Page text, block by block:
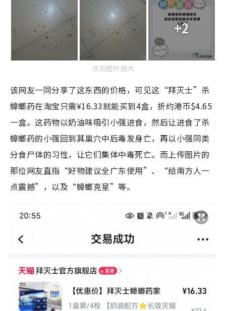
+2
点击图片放大
该网友一同分享了这东西的价格，可见这“拜灭士”杀
蟑螂药在淘宝只需¥16.33就能买到4盒，折约港币$4.65
一盒。这药物以奶油味吸引小强进食，然后让进食了杀
蟑螂药的小强回到其巢穴中后毒发身亡，再以小强同类
分食尸体的习性，让它们集体中毒死亡。而上传图片的
那位网友直指“好物建议全广东使用”、“给南方人一
点震撼”，以及“蟑螂克星”等。